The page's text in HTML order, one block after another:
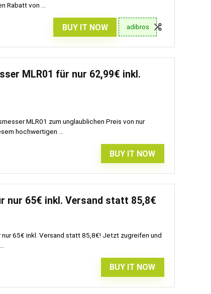
Rabatt von ...
BUY IT NOW adibros
MLR01 für nur 62,99€ inkl.
MLR01 zum unglaublichen Preis von nur
hochwertigen ...
BUY IT NOW
nur 65€ inkl. Versand statt 85,8€
65€ inkl. Versand statt 85,8€! Jetzt zugreifen und
BUY IT NOW